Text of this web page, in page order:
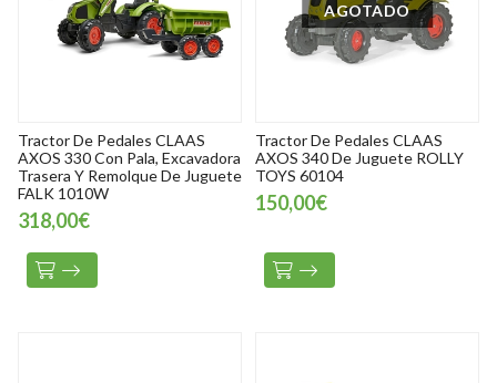
Tractor De Pedales CLAAS
AXOS 330 Con Pala, Excavadora
Trasera Y Remolque De Juguete
FALK 1010W
318,00€
AGOTADO
Tractor De Pedales CLAAS
AXOS 340 De Juguete ROLLY
TOYS 60104
150,00€